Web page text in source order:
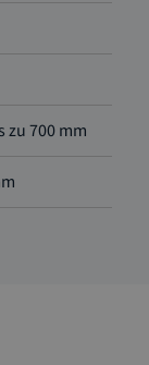
zu 700 mm